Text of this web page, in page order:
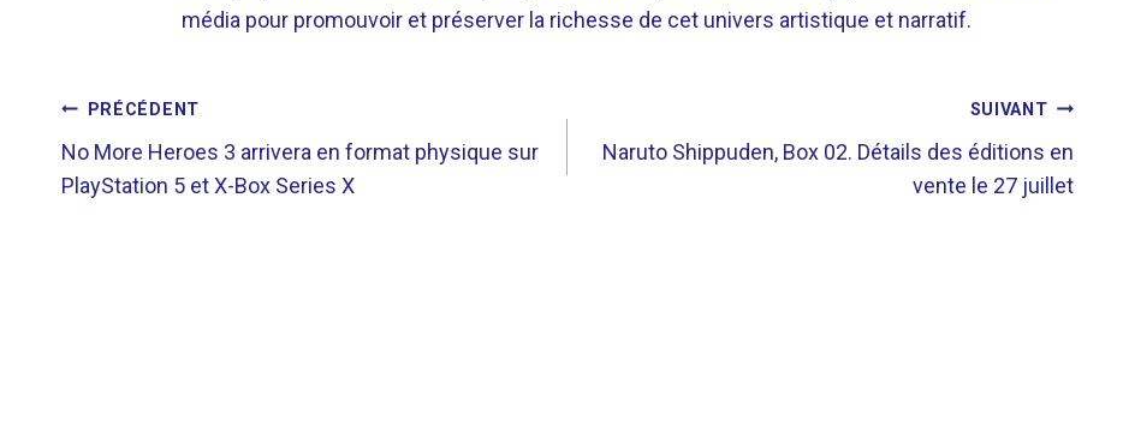
média pour promouvoir et préserver la richesse de cet univers artistique et narratif.
NAVIGATION
DE
PRÉCÉDENT
No More Heroes 3 arrivera en format physique sur
PlayStation 5 et X-Box Series X
SUIVANT
Naruto Shippuden, Box 02. Détails des éditions en
vente le 27 juillet